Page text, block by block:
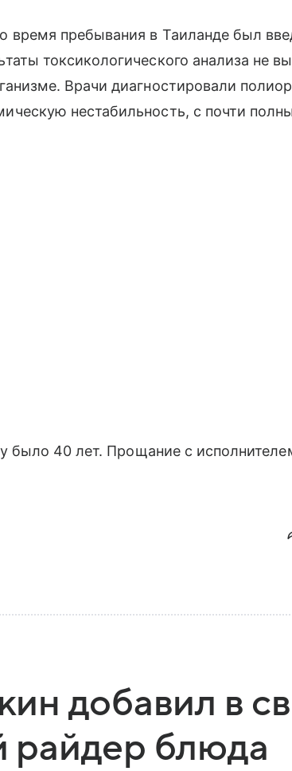
время пребывания в Таиланде был
токсикологического анализа не
Врачи диагностировали
нестабильность, с почти
было 40 лет. Прощание с
добавил в
райдер блюда